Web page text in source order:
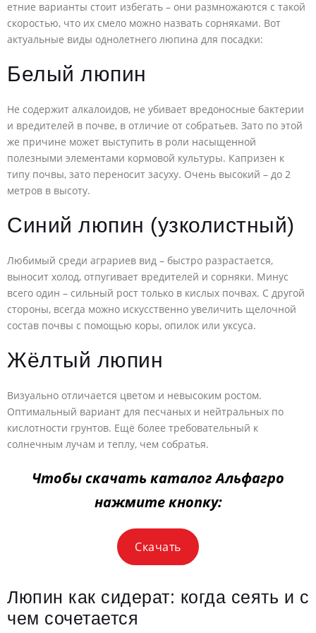
етние варианты стоит избегать – они размножаются с такой
скоростью, что их смело можно назвать сорняками. Вот
актуальные виды однолетнего люпина для посадки:
Белый люпин
Не содержит алкалоидов, не убивает вредоносные бактерии
и вредителей в почве, в отличие от собратьев. Зато по этой
же причине может выступить в роли насыщенной
полезными элементами кормовой культуры. Капризен к
типу почвы, зато переносит засуху. Очень высокий – до 2
метров в высоту.
Синий люпин (узколистный)
Любимый среди аграриев вид – быстро разрастается,
выносит холод, отпугивает вредителей и сорняки. Минус
всего один – сильный рост только в кислых почвах. С другой
стороны, всегда можно искусственно увеличить щелочной
состав почвы с помощью коры, опилок или уксуса.
Жёлтый люпин
Визуально отличается цветом и невысоким ростом.
Оптимальный вариант для песчаных и нейтральных по
кислотности грунтов. Ещё более требовательный к
солнечным лучам и теплу, чем собратья.
Чтобы скачать каталог Альфагро
нажмите кнопку:
Скачать
Люпин как сидерат: когда сеять и с
чем сочетается